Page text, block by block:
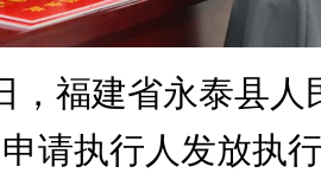
福建省永泰县人
申请执行人发放执